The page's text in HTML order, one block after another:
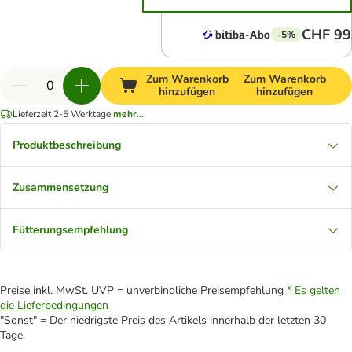
-5% CHF
Zum Warenkorb
hinzufügen
Zum Warenkorb
hinzufügen
Lieferzeit 2-5 Werktagemehr...
Produktbeschreibung
Zusammensetzung
Fütterungsempfehlung
Preise inkl. MwSt. UVP = unverbindliche Preisempfehlung * Es gelten
die Lieferbedingungen
"Sonst" = Der niedrigste Preis des Artikels innerhalb der letzten 30
Tage.